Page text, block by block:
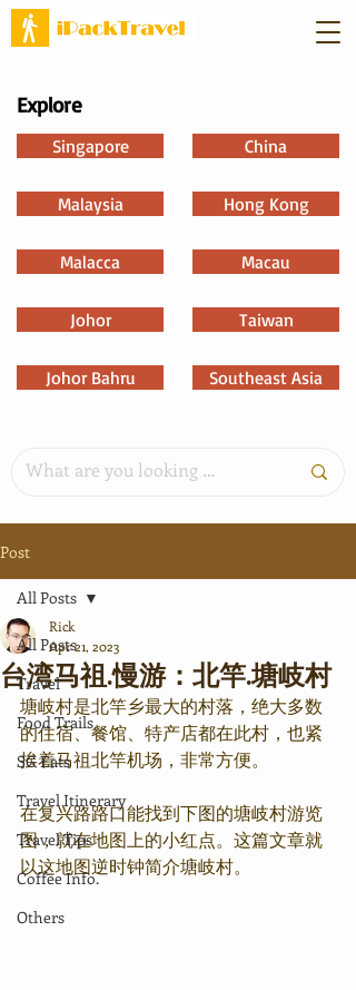
Explore
Singapore
Malaysia
Malacca
Johor
Johor Bahru
China
Hong Kong
Macau
Taiwan
Southeast Asia
Post
All Posts
Travel
Food Trails
SG Eats
Travel Itinerary
Travel Tips
Coffee Info.
Others
All Posts
台湾马祖.慢游：北竿.塘岐村
Rick
Apr 21, 2023
塘岐村是北竿乡最大的村落，绝大多数
的住宿、餐馆、特产店都在此村，也紧
挨着马祖北竿机场，非常方便。
在复兴路路口能找到下图的塘岐村游览
图，就在地图上的小红点。这篇文章就
以这地图逆时钟简介塘岐村。